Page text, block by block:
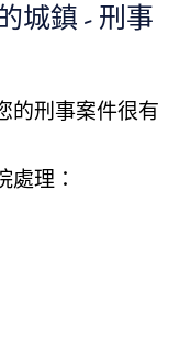
城鎮 - 刑事
的刑事案件很有
理：